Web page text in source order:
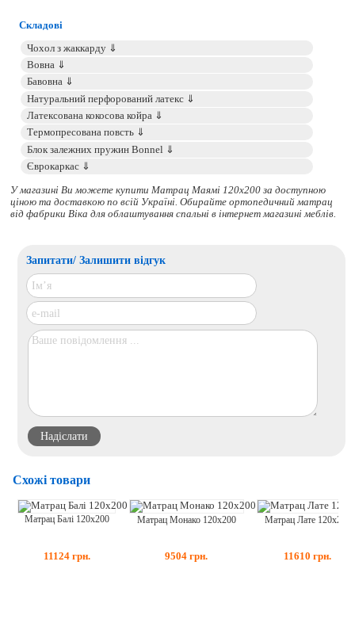
Складові
У магазині Ви можете купити Матрац Маямі 120x200 за доступною
ціною та доставкою по всій Україні. Обирайте ортопедичний матрац
від фабрики Віка для облаштування спальні в інтернет магазині меблів.
Запитати/ Залишити відгук
Схожі товари
Матрац Балі 120x200
11124 грн.
Матрац Монако 120x200
9504 грн.
Матрац Лате 120x200
11610 грн.